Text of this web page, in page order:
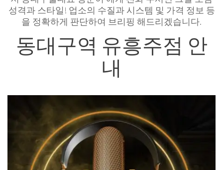
성격과 스타일! 업소의 수질과 시스템 및 가격 정보 등
을 정확하게 판단하여 브리핑 해드리겠습니다.
동대구역 유흥주점 안
내